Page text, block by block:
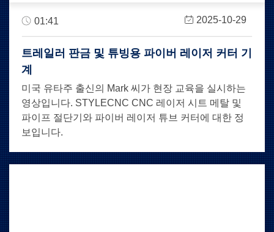
2025-10-29
01:41
트레일러 판금 및 튜빙용 파이버 레이저 커터 기
계
미국 유타주 출신의 Mark 씨가 현장 교육을 실시하는
영상입니다. STYLECNC CNC 레이저 시트 메탈 및
파이프 절단기와 파이버 레이저 튜브 커터에 대한 정
보입니다.